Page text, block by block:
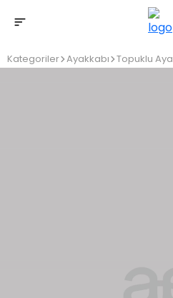
2500 TL üzeri
Kategoriler Ayakkabı Topuklu